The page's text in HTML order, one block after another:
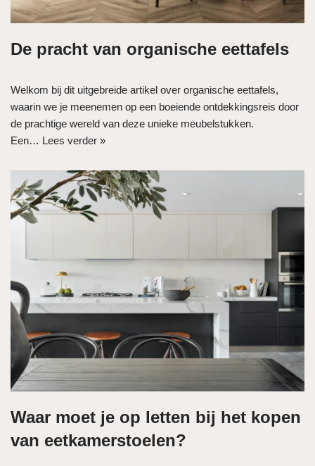
De pracht van organische eettafels
Welkom bij dit uitgebreide artikel over organische eettafels,
waarin we je meenemen op een boeiende ontdekkingsreis door
de prachtige wereld van deze unieke meubelstukken.
Een… Lees verder »
Waar moet je op letten bij het kopen
van eetkamerstoelen?